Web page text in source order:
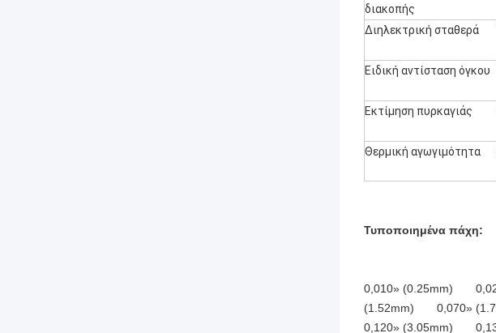
διακοπής
Διηλεκτρική σταθερά
Ειδική αντίσταση όγκου
Εκτίμηση πυρκαγιάς
Θερμική αγωγιμότητα
Τυποποιημένα πάχη:
0,010» (0.25mm)
(1.52mm) 0,070»
0,120» (3.05mm)